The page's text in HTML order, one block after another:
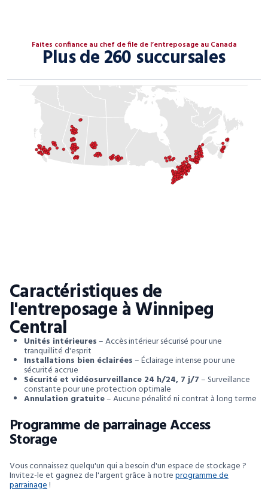
Faites confiance au chef de file de l’entreposage au Canada
Plus de 260 succursales
Caractéristiques de
l'entreposage à Winnipeg
Central
Unités intérieures– Accès intérieur sécurisé pour une
tranquillité d'esprit
Installations bien éclairées– Éclairage intense pour une
sécurité accrue
Sécurité et vidéosurveillance 24 h/24, 7 j/7– Surveillance
constante pour une protection optimale
Annulation gratuite– Aucune pénalité ni contrat à long terme
Programme de parrainage Access
Storage
Vous connaissez quelqu'un qui a besoin d'un espace de stockage ?
Invitez-le et gagnez de l'argent grâce à notreprogramme de
parrainage!